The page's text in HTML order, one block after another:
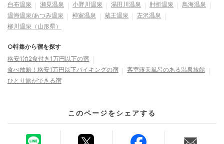
白布温泉
瀬見温泉 小野川温泉 湯田川温泉 肘折温泉
鳥海温泉
温海温泉/あつみ温泉
神室温泉 蔵王温泉
左沢温泉
柳川温泉（山形県）
○特集から宿を探す
格安1泊2食付き1万円以下の宿
食べ放題！格安1万円以下バイキングの宿
客室露天風呂のある温泉旅館
ひとり旅ができる宿
このページをシェアする